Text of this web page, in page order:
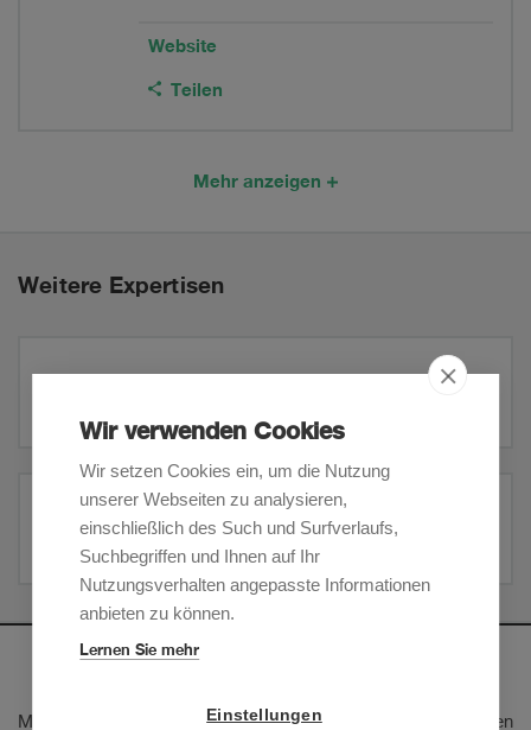
Website
Teilen
Mehr anzeigen
Weitere Expertisen
Konkurs- und Nachlassverfahren
Melden Sie sich an, um unsere E-Mail-Updates zu den neusten
Wir verwenden Cookies
Wir setzen Cookies ein, um die Nutzung
unserer Webseiten zu analysieren,
einschließlich des Such und Surfverlaufs,
Suchbegriffen und Ihnen auf Ihr
Nutzungsverhalten angepasste Informationen
anbieten zu können.
Lernen Sie mehr
Einstellungen